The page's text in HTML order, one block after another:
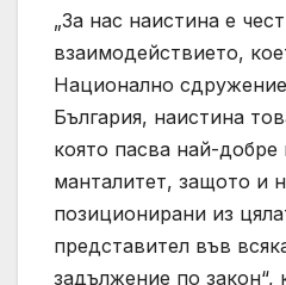
„За нас наистина е чест
взаимодействието,
Национално
България, наистина
която пасва най-
манталитет, защото и
позиционирани из
представител във
задължение по закон“,